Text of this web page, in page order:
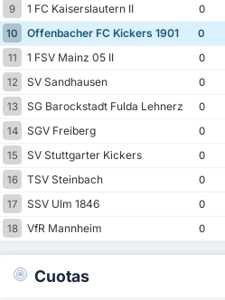
9
1 FC Kaiserslautern II 0
10
Offenbacher FC Kickers 1901 0
11
1 FSV Mainz 05 II 0
12
SV Sandhausen 0
13
SG Barockstadt Fulda Lehnerz 0
14
SGV Freiberg 0
15
SV Stuttgarter Kickers 0
16
TSV Steinbach 0
17
SSV Ulm 1846 0
18
VfR Mannheim 0
Cuotas